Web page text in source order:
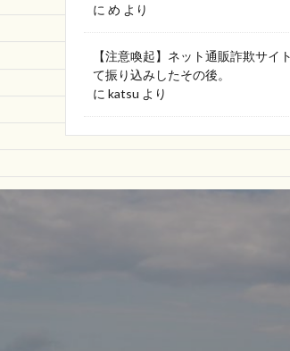
に め より
【注意喚起】ネット通販詐欺サイ
て振り込みしたその後。
に katsu より